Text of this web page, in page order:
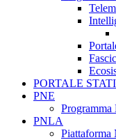
PORTALE
PNE
Programma
PNLA
Piattaforma